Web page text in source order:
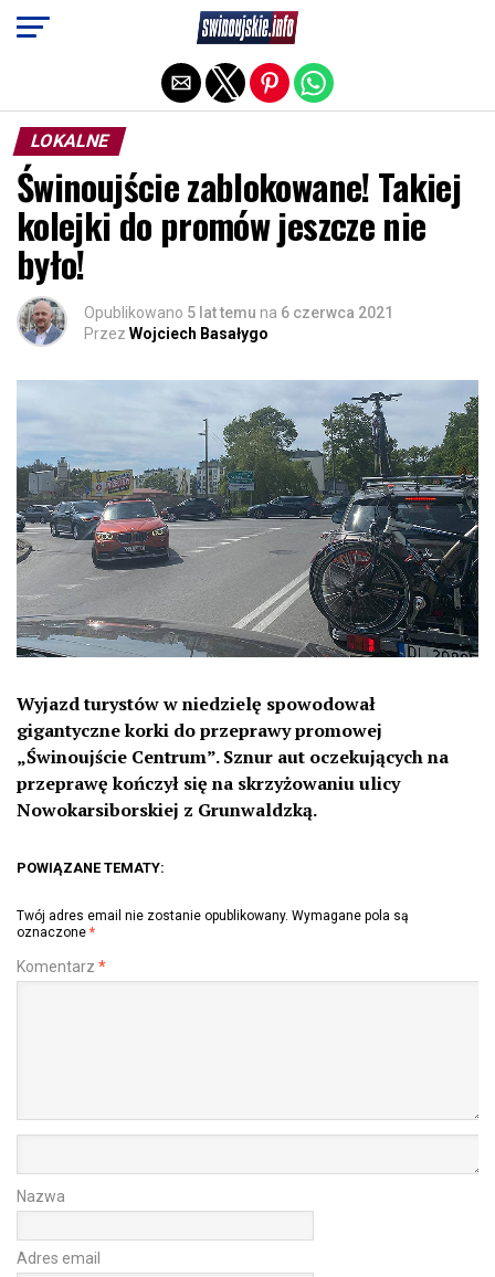
LOKALNE
Świnoujście zablokowane! Takiej
kolejki do promów jeszcze nie
było!
Opublikowano 5 lat temu na 6 czerwca 2021
Przez Wojciech Basałygo
Wyjazd turystów w niedzielę spowodował
gigantyczne korki do przeprawy promowej
„Świnoujście Centrum”. Sznur aut oczekujących na
przeprawę kończył się na skrzyżowaniu ulicy
Nowokarsiborskiej z Grunwaldzką.
POWIĄZANE TEMATY:
Twój adres email nie zostanie opublikowany. Wymagane pola są
oznaczone *
Komentarz *
Nazwa
Adres email
Exit mobile version